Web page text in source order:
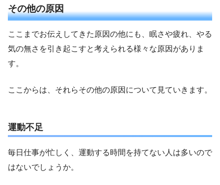
その他の原因
ここまでお伝えしてきた原因の他にも、眠さや疲れ、やる
気の無さを引き起こすと考えられる様々な原因がありま
す。
ここからは、それらその他の原因について見ていきます。
運動不足
毎日仕事が忙しく、運動する時間を持てない人は多いので
はないでしょうか。